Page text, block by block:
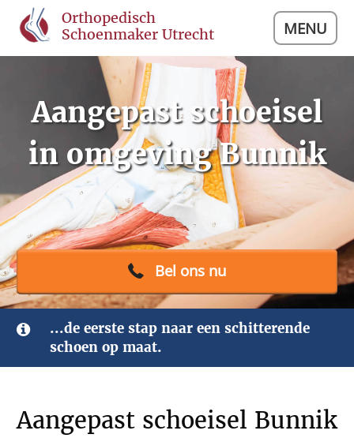
Orthopedisch
Schoenmaker Utrecht
MENU
Aangepast schoeisel
in omgeving Bunnik
Bel ons nu
...de eerste stap naar een schitterende
schoen op maat.
Aangepast schoeisel Bunnik